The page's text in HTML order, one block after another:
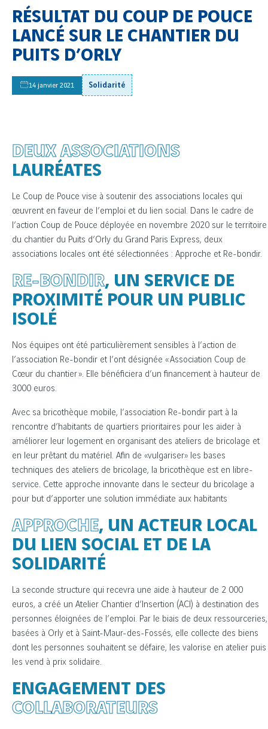
RÉSULTAT DU COUP DE POUCE
LANCÉ SUR LE CHANTIER DU
PUITS D’ORLY
14 janvier 2021 Solidarité
DEUX ASSOCIATIONS
LAURÉATES
Le Coup de Pouce vise à soutenir des associations locales qui
œuvrent en faveur de l’emploi et du lien social. Dans le cadre de
l’action Coup de Pouce déployée en novembre 2020 sur le territoire
du chantier du Puits d’Orly du Grand Paris Express, deux
associations locales ont été sélectionnées : Approche et Re-bondir.
RE-BONDIR, UN SERVICE DE
PROXIMITÉ POUR UN PUBLIC
ISOLÉ
Nos équipes ont été particulièrement sensibles à l’action de
l’association Re-bondir et l’ont désignée « Association Coup de
Cœur du chantier ». Elle bénéficiera d’un financement à hauteur de
3000 euros.
Avec sa bricothèque mobile, l’association Re-bondir part à la
rencontre d’habitants de quartiers prioritaires pour les aider à
améliorer leur logement en organisant des ateliers de bricolage et
en leur prêtant du matériel. Afin de «vulgariser» les bases
techniques des ateliers de bricolage, la bricothèque est en libre-
service. Cette approche innovante dans le secteur du bricolage a
pour but d’apporter une solution immédiate aux habitants
APPROCHE, UN ACTEUR LOCAL
DU LIEN SOCIAL ET DE LA
SOLIDARITÉ
La seconde structure qui recevra une aide à hauteur de 2 000
euros, a créé un Atelier Chantier d’Insertion (ACI) à destination des
personnes éloignées de l’emploi. Par le biais de deux ressourceries,
basées à Orly et à Saint-Maur-des-Fossés, elle collecte des biens
dont les personnes souhaitent se défaire, les valorise en atelier puis
les vend à prix solidaire.
ENGAGEMENT DES
COLLABORATEURS